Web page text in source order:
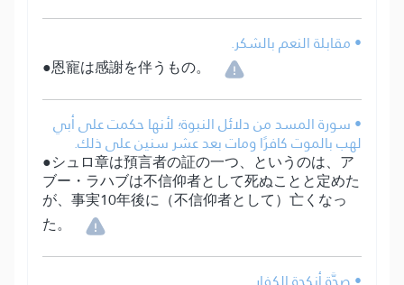
• مقابلة النعم بالشكر.
●恩寵は感謝を伴うもの。
• سورة المسد من دلائل النبوة؛ لأنها حكمت على أبي
لهب بالموت كافرًا ومات بعد عشر سنين على ذلك.
●シュロ章は預言者の証の一つ、というのは、ア
ブー・ラハブは不信仰者として死ぬことと定めた
が、事実10年後に（不信仰者として）亡くなっ
た。